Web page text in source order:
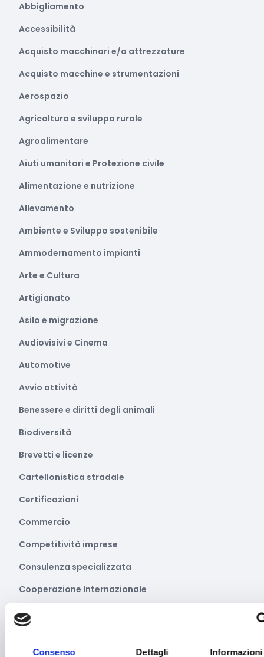
Consenso Dettagli
Abbigliamento
Accessibilità
Acquisto macchinari e/o attrezzature
Acquisto macchine e strumentazioni
Aerospazio
Agricoltura e sviluppo rurale
Agroalimentare
Aiuti umanitari e Protezione civile
Alimentazione e nutrizione
Allevamento
Ambiente e Sviluppo sostenibile
Ammodernamento impianti
Arte e Cultura
Artigianato
Asilo e migrazione
Audiovisivi e Cinema
Automotive
Avvio attività
Benessere e diritti degli animali
Biodiversità
Brevetti e licenze
Cartellonistica stradale
Certificazioni
Commercio
Competitività imprese
Consulenza specializzata
Cooperazione Internazionale
Cybersecurity
Danza